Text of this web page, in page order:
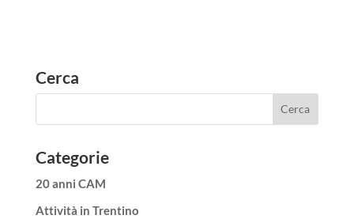
Cerca
Categorie
20 anni CAM
Attività in Trentino